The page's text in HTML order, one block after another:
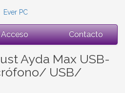
Ever PC
Contacto
Ayda Max USB-
USB/